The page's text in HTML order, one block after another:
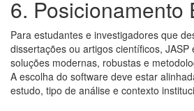
6. Posicionamento
Para estudantes e investigadores que
dissertações ou artigos científicos, JASP
soluções modernas, robustas e
A escolha do software deve estar
estudo, tipo de análise e contexto